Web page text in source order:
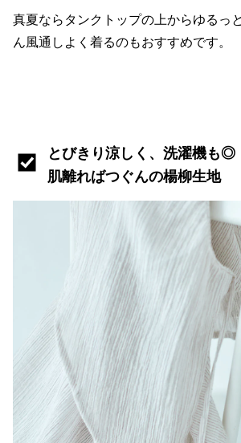
真夏ならタンクトップの上からゆるっ
ん風通しよく着るのもおすすめです。
とびきり涼しく、洗濯機も◎
肌離ればつぐんの楊柳生地